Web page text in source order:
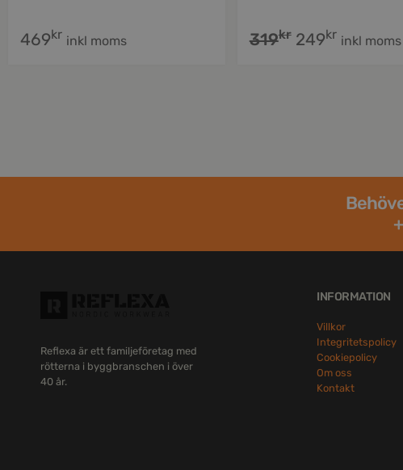
469kr inkl moms 319kr 249kr inkl moms
Reflexa är ett familjeföretag med
rötterna i byggbranschen i över
40 år.
INFORMATION
Villkor
Integritetspolicy
Cookiepolicy
Om oss
Kontakt